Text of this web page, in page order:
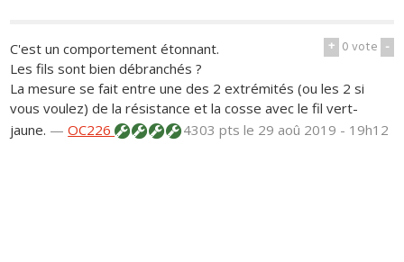
+ 0vote -
C'est un comportement étonnant.
Les fils sont bien débranchés ?
La mesure se fait entre une des 2 extrémités (ou les 2 si
vous voulez) de la résistance et la cosse avec le fil vert-
jaune. —OC226 4303 ptsle 29 aoû 2019 - 19h12